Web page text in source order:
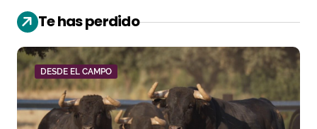
Te has perdido
DESDE EL CAMPO